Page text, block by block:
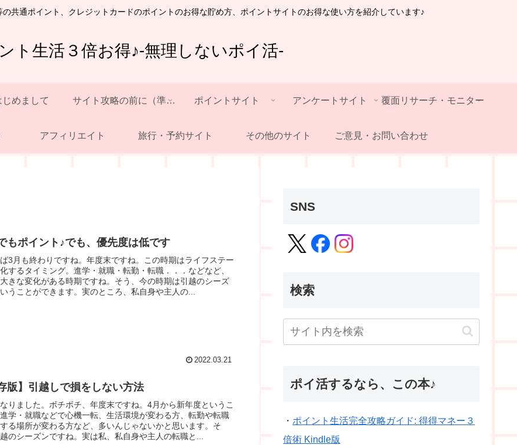
共通ポイント、クレジットカードのポイントのお得な貯め方、ポイントサイトのお得な使い方を紹介しています♪
ト生活３倍お得♪-無理しないポイ活-
じめまして サイト攻略の前に（準備） ポイントサイト アンケートサイト 覆面リサーチ・モニター
アフィリエイト 旅行・予約サイト その他のサイト ご意見・お問い合わせ
もポイント♪でも、優先度は低です
3月も終わりですね。年度末ですね。この時期はライフステー
するタイミング。進学・就職・転勤・転職．．．などなど、
きな変化がある時期ですね。そう、今の時期は引越のシーズ
うことができます。実のところ、私自身や主人の...
2022.03.21
版】引越しで損をしない方法
りました。ボチボチ、年度末ですね。4月から新年度というこ
学・就職などで心機一転、生活環境が変わる方、転勤や転職
る場所が変わる方など、多いんじゃないかと思います。そ
のシーズンですね。実は私、私自身や主人の転職と...
SNS
検索
ポイ活するなら、この本♪
・ ポイント生活完全攻略ガイド: 得得マネー３
倍術 Kindle版